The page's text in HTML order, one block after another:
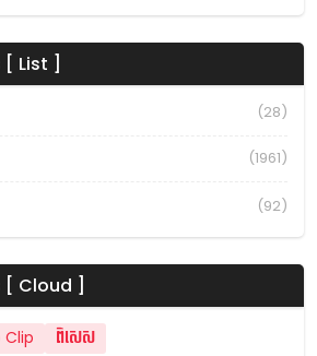
List ]
(28)
(1961)
(92)
[ Cloud ]
Clip ពិសេស